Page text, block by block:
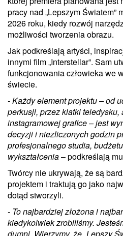
pracy nad „Lepszym Światem”
2026 roku, kiedy rozwój
możliwości tworzenia obrazu.
Jak podkreślają artyści,
innymi film „Interstellar”. Sam
funkcjonowania człowieka we
świecie.
- Każdy element projektu – od
perkusji, przez klatki teledysku,
instagramowej grafice – jest
decyzji i niezliczonych godzin
profesjonalnego studia,
wykształcenia– podkreślają
Twórcy nie ukrywają, że są
projektem i traktują go jako
dotąd stworzyli.
- To najbardziej złożona i
kiedykolwiek zrobiliśmy.
dumni. Wierzymy, że „Lepszy